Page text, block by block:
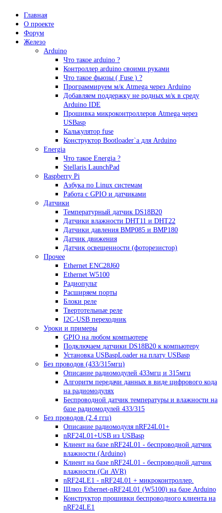
Главная
О проекте
Форум
Железо
Arduino
Что такое аrduino ?
Контроллер arduino своими руками
Что такое фьюзы ( Fuse ) ?
Программируем м/к Atmega через Arduino
Добавляем поддержку не родных м/к в среду
Arduino IDE
Прошивка микроконтроллеров Atmega через
USBasp
Калькулятор fuse
Конструктор Bootloader`а для Arduino
Energia
Что такое Energia ?
Stellaris LaunchPad
Raspberry Pi
Азбука по Linux системам
Работа с GPIO и датчиками
Датчики
Температурный датчик DS18B20
Датчики влажности DHT11 и DHT22
Датчики давления BMP085 и BMP180
Датчик движения
Датчик освещенности (фоторезистор)
Прочее
Ethernet ENC28J60
Ethernet W5100
Радиопульт
Расширяем порты
Блоки реле
Твертотельные реле
I2C-USB переходник
Уроки и примеры
GPIO на любом компьютере
Подключаем датчики DS18B20 к компьютеру
Установка USBaspLoader на плату USBasp
Без проводов (433/315мгц)
Описание радиомодулей 433мгц и 315мгц
Алгоритм передачи данных в виде цифрового кода
на радиомодулях
Беспроводной датчик температуры и влажности на
базе радиомодулей 433/315
Без проводов (2.4 ггц)
Описание радиомодуля nRF24L01+
nRF24L01+USB из USBasp
Клиент на базе nRF24L01 - беспроводной датчик
влажности (Arduino)
Клиент на базе nRF24L01 - беспроводной датчик
влажности (Си AVR)
nRF24LE1 - nRF24L01 + микроконтроллер.
Шлюз Ethernet-nRF24L01 (W5100) на базе Arduino
Конструктор прошивки беспроводного клиента на
nRF24LE1